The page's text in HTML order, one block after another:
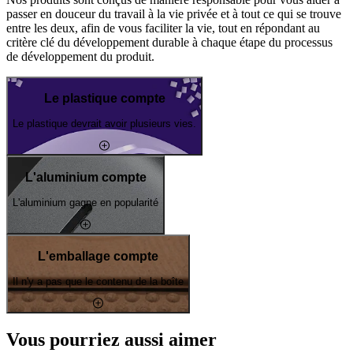
passer en douceur du travail à la vie privée et à tout ce qui se trouve
entre les deux, afin de vous faciliter la vie, tout en répondant au
critère clé du développement durable à chaque étape du processus
de développement du produit.
Le plastique compte
Le plastique devrait avoir plusieurs vies.
L'aluminium compte
L'aluminium gagne en popularité
L'emballage compte
Il n'y a pas que le contenu de la boîte
Vous pourriez aussi aimer